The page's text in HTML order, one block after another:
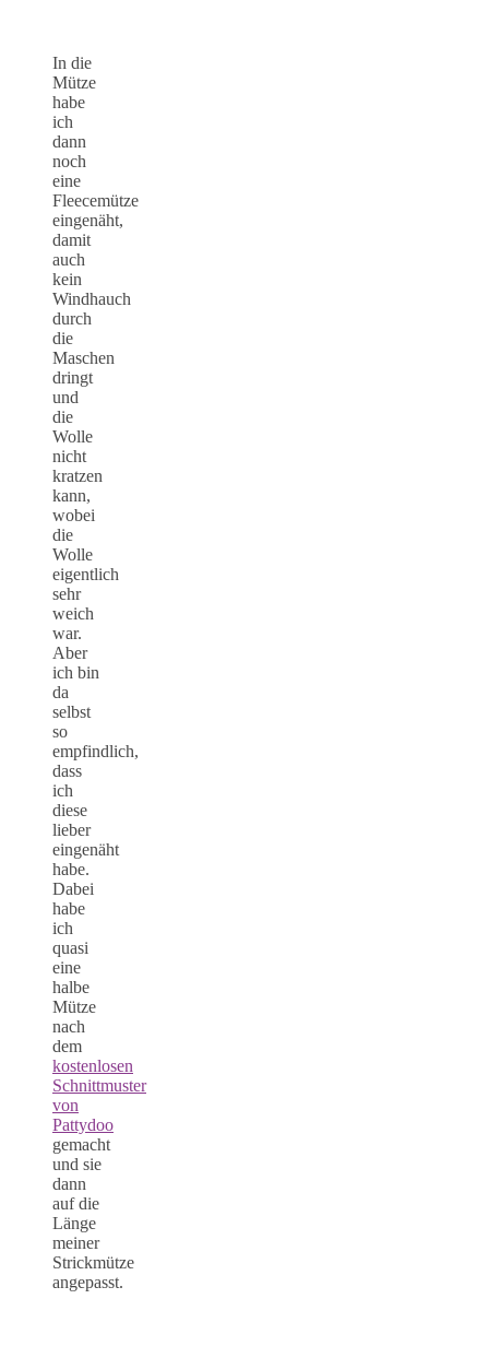
In die
Mütze
habe
ich
dann
noch
eine
Fleecemütze
eingenäht,
damit
auch
kein
Windhauch
durch
die
Maschen
dringt
und
die
Wolle
nicht
kratzen
kann,
wobei
die
Wolle
eigentlich
sehr
weich
war.
Aber
ich bin
da
selbst
so
empfindlich,
dass
ich
diese
lieber
eingenäht
habe.
Dabei
habe
ich
quasi
eine
halbe
Mütze
nach
dem
kostenlosen
Schnittmuster
von
Pattydoo
gemacht
und sie
dann
auf die
Länge
meiner
Strickmütze
angepasst.